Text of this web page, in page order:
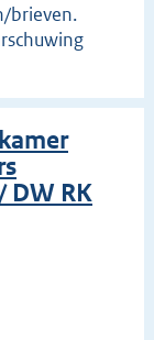
brieven.
DW RK